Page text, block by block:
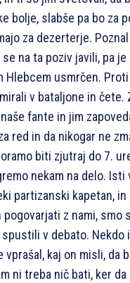
bolje, slabše pa bo za
za dezerterje.
na ta poziv javili, pa
Hlebcem usmrčen.
v bataljone in čete.
fante in jim
red in da nikogar ne
biti zjutraj do 7.
nekam na delo. Isti
partizanski kapetan, in
pogovarjati z nami, smo
v debato. Nekdo
kaj on misli, da
ni treba nič bati, ker